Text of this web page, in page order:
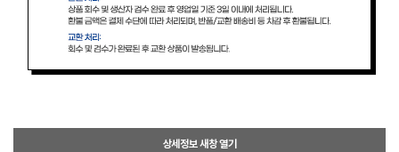
상세정보 새창 열기